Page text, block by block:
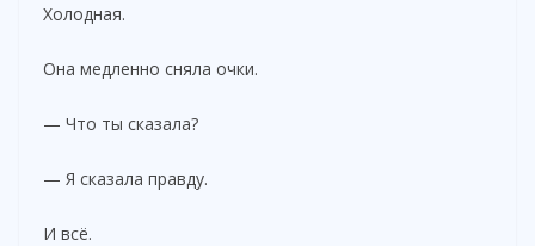
Холодная.
Она медленно сняла очки.
— Что ты сказала?
— Я сказала правду.
И всё.